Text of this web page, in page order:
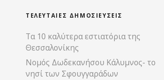
ΤΕΛΕΥΤΑΊΕΣ ΔΗΜΟΣΙΕΎΣΕΙΣ
Τα 10 καλύτερα εστιατόρια της
Θεσσαλονίκης
Νομός Δωδεκανήσου Κάλυμνος- το
νησί των Σφουγγαράδων